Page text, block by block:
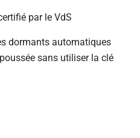
par le VdS
dormants automatiques
sans utiliser la clé